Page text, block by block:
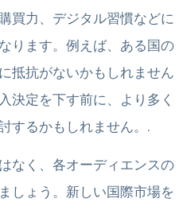
買力、デジタル習慣などに
ります。例えば、ある国の
抵抗がないかもしれません
決定を下す前に、より多く
するかもしれません。.
なく、各オーディエンスの
しょう。新しい国際市場を